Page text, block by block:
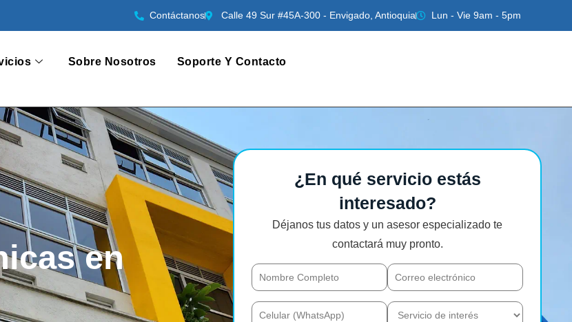
Contáctanos Calle 49 Sur #45A-300 - Envigado, Antioquia Lun - Vie 9am - 5pm
Sobre Nosotros Soporte Y Contacto
en
¿En qué servicio estás
interesado?
Déjanos tus datos y un asesor especializado te
contactará muy pronto.